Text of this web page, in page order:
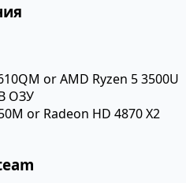
or AMD Ryzen 5 3500U
ОЗУ
or Radeon HD 4870 X2